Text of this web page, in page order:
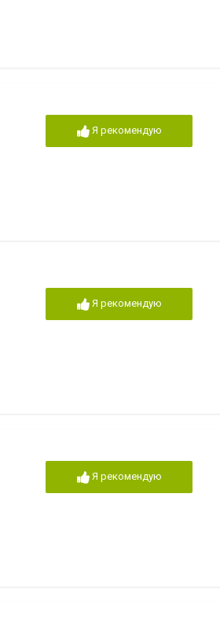
Я рекомендую
Я рекомендую
Я рекомендую